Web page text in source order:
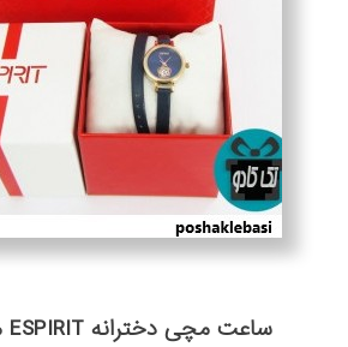
ساعت مچی دخترانه ESPIRIT مدل ES3290